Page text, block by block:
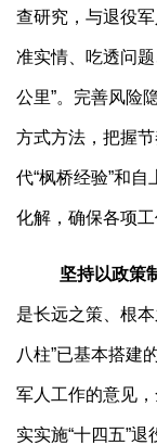
查研究，与退役
准实情、吃透问
公里”。完善风险
方式方法，把握
代“枫桥经验”和
化解，确保各项工
坚持以政策
是长远之策、根
八柱”已基本搭建
军人工作的意见
实实施“十四五”